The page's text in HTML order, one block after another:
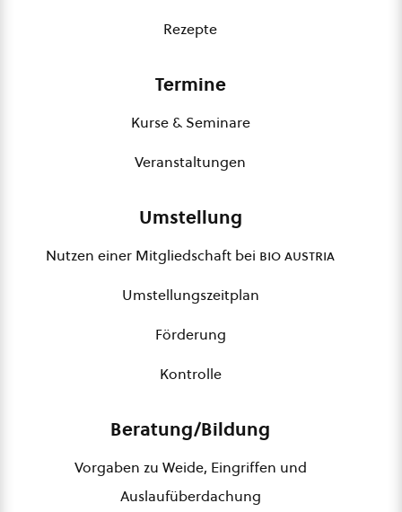
Rezepte
Termine
Kurse & Seminare
Veranstaltungen
Umstellung
Nutzen einer Mitgliedschaft bei bio austria
Umstellungszeitplan
Förderung
Kontrolle
Beratung/Bildung
Vorgaben zu Weide, Eingriffen und
Auslaufüberdachung